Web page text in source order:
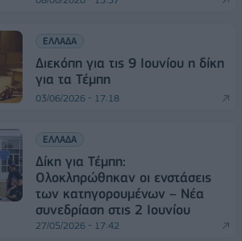
ΕΛΛΑΔΑ
Διεκόπη για τις 9 Ιουνίου η δίκη
για τα Τέμπη
03/06/2026 - 17:18
ΕΛΛΑΔΑ
Δίκη για Τέμπη:
Ολοκληρώθηκαν οι ενστάσεις
των κατηγορουμένων – Νέα
συνεδρίαση στις 2 Ιουνίου
27/05/2026 - 17:42